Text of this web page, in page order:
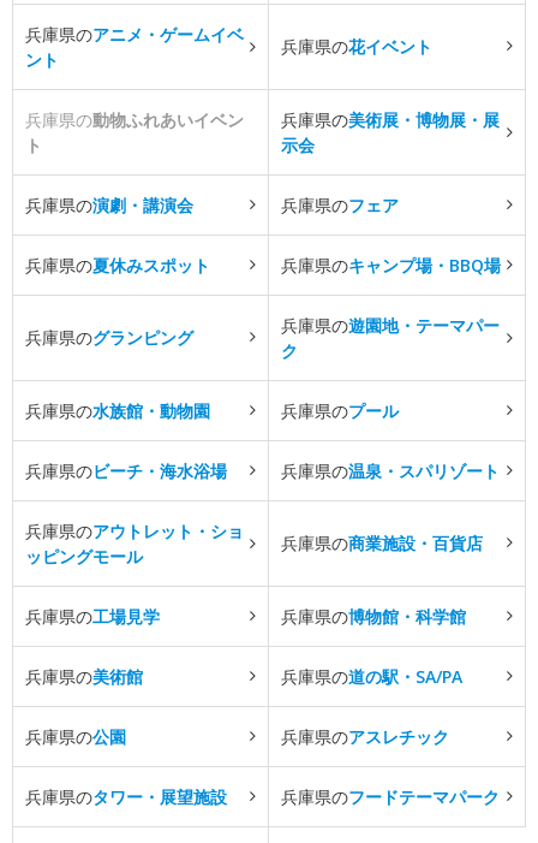
兵庫県のアニメ・ゲームイベ
ント
兵庫県の花イベント
兵庫県の動物ふれあいイベン
ト
兵庫県の美術展・博物展・展
示会
兵庫県の演劇・講演会 兵庫県のフェア
兵庫県の夏休みスポット 兵庫県のキャンプ場・BBQ場
兵庫県のグランピング
兵庫県の遊園地・テーマパー
ク
兵庫県の水族館・動物園 兵庫県のプール
兵庫県のビーチ・海水浴場 兵庫県の温泉・スパリゾート
兵庫県のアウトレット・ショ
ッピングモール
兵庫県の商業施設・百貨店
兵庫県の工場見学 兵庫県の博物館・科学館
兵庫県の美術館 兵庫県の道の駅・SA/PA
兵庫県の公園 兵庫県のアスレチック
兵庫県のタワー・展望施設 兵庫県のフードテーマパーク